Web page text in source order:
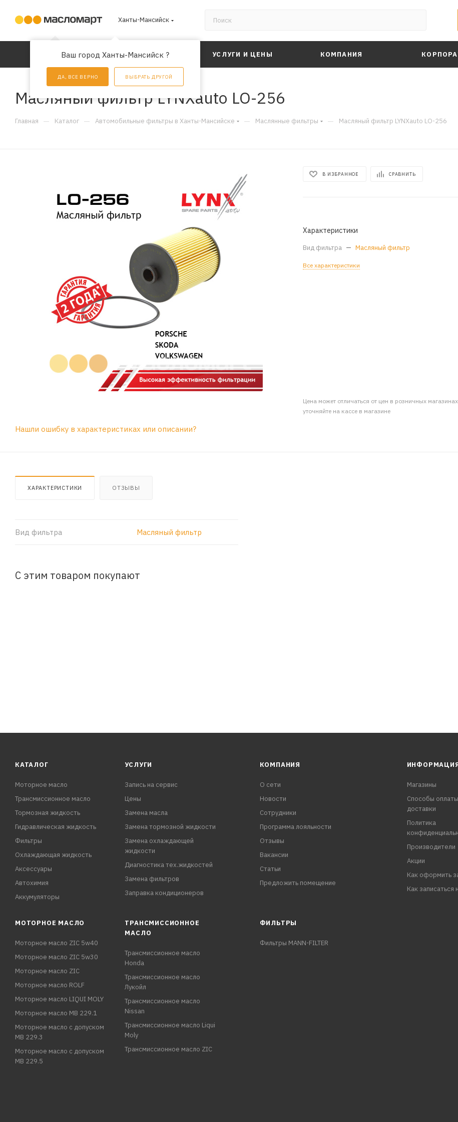
Ханты-Мансийск
Ваш город Ханты-Мансийск ?
ДА, ВСЕ ВЕРНО ВЫБРАТЬ ДРУГОЙ
КАТАЛОГ АКЦИИ УСЛУГИ И ЦЕНЫ КОМПАНИЯ
Масляный фильтр LYNXauto LO-256
Главная — Каталог — Автомобильные фильтры в Ханты-Мансийске — Маслянные фильтры — Масляный фильтр LYNXauto LO-256
В ИЗБРАННОЕ СРАВНИТЬ
Характеристики
Вид фильтра — Масляный фильтр
Все характеристики
Цена может отличаться от цен в розничных
уточняйте на кассе в магазине
Нашли ошибку в характеристиках или описании?
ХАРАКТЕРИСТИКИ ОТЗЫВЫ
Вид фильтра Масляный фильтр
С этим товаром покупают
КАТАЛОГ
Моторное масло
Трансмиссионное масло
Тормозная жидкость
Гидравлическая жидкость
Фильтры
Охлаждающая жидкость
Аксессуары
Автохимия
Аккумуляторы
УСЛУГИ
Запись на сервис
Цены
Замена масла
Замена тормозной жидкости
Замена охлаждающей
жидкости
Диагностика тех.жидкостей
Замена фильтров
Заправка кондиционеров
КОМПАНИЯ
О сети
Новости
Сотрудники
Программа лояльности
Отзывы
Вакансии
Статьи
Предложить помещение
Магазины
Способы
доставки
Политика
Производители
Акции
Как оформить
Как записаться
МОТОРНОЕ МАСЛО
Моторное масло ZIC 5w40
Моторное масло ZIC 5w30
Моторное масло ZIC
Моторное масло ROLF
Моторное масло LIQUI MOLY
Моторное масло MB 229.1
Моторное масло с допуском
MB 229.3
Моторное масло с допуском
MB 229.5
ТРАНСМИССИОННОЕ
МАСЛО
Трансмиссионное масло
Honda
Трансмиссионное масло
Лукойл
Трансмиссионное масло
Nissan
Трансмиссионное масло Liqui
Moly
Трансмиссионное масло ZIC
ФИЛЬТРЫ
Фильтры MANN-FILTER